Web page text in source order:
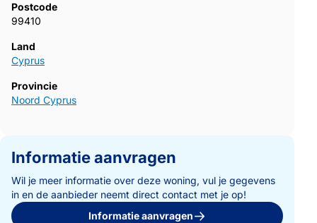
Postcode
99410
Land
Cyprus
Provincie
Noord Cyprus
Informatie aanvragen
Wil je meer informatie over deze woning, vul je gegevens
in en de aanbieder neemt direct contact met je op!
Informatie aanvragen